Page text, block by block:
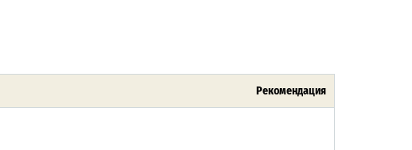
Рекомендация